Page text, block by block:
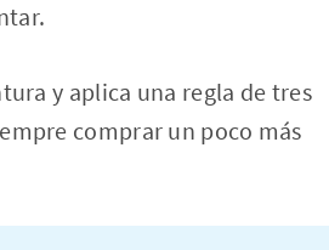
y aplica una regla de tres
comprar un poco más